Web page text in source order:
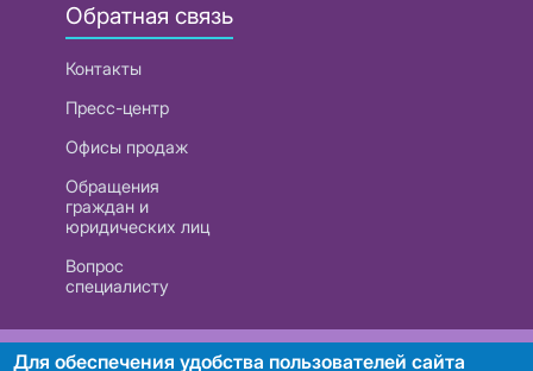
Обратная связь
Контакты
Пресс-центр
Офисы продаж
Обращения
граждан и
юридических лиц
Вопрос
специалисту
РУП «Белтелеком». УНП 101007741
Для обеспечения удобства пользователей сайта